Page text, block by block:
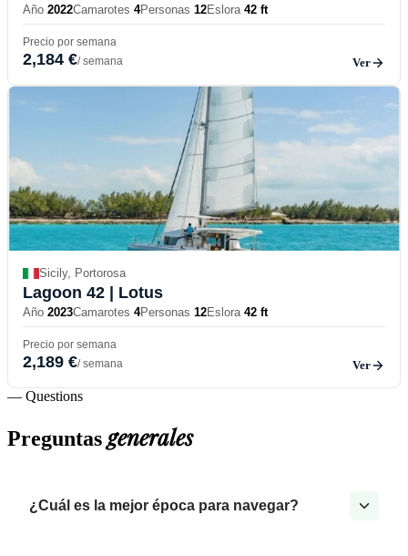
Año 2022Camarotes 4Personas 12Eslora 42 ft
Precio por semana
2,184 €/ semana Ver
Sicily, Portorosa
Lagoon 42 | Lotus
Año 2023Camarotes 4Personas 12Eslora 42 ft
Precio por semana
2,189 €/ semana Ver
— Questions
Preguntasgenerales
¿Cuál es la mejor época para navegar?